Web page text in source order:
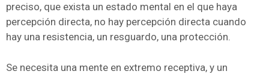
preciso, que exista un estado mental en el que haya
percepción directa, no hay percepción directa cuando
hay una resistencia, un resguardo, una protección.
Se necesita una mente en extremo receptiva, y un